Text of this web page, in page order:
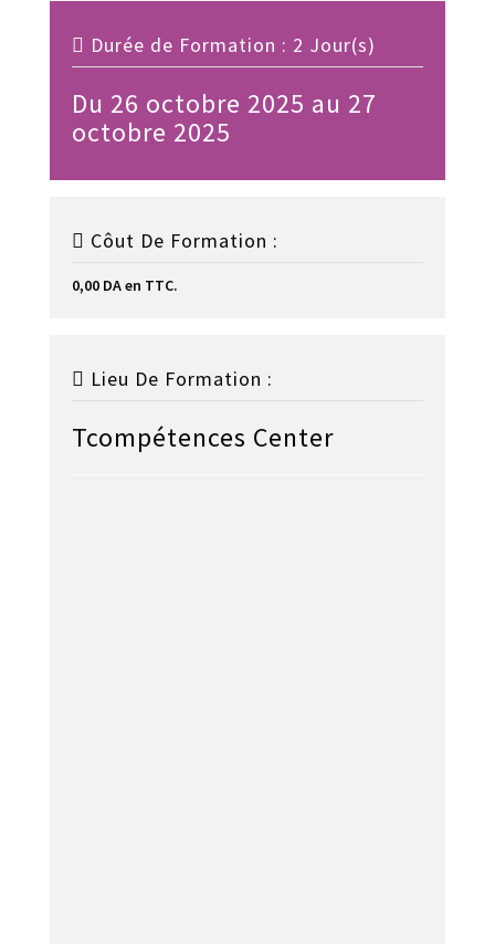
Durée de Formation : 2 Jour(s)
Du 26 octobre 2025 au 27
octobre 2025
Côut De Formation :
0,00 DA en TTC.
Lieu De Formation :
Tcompétences Center